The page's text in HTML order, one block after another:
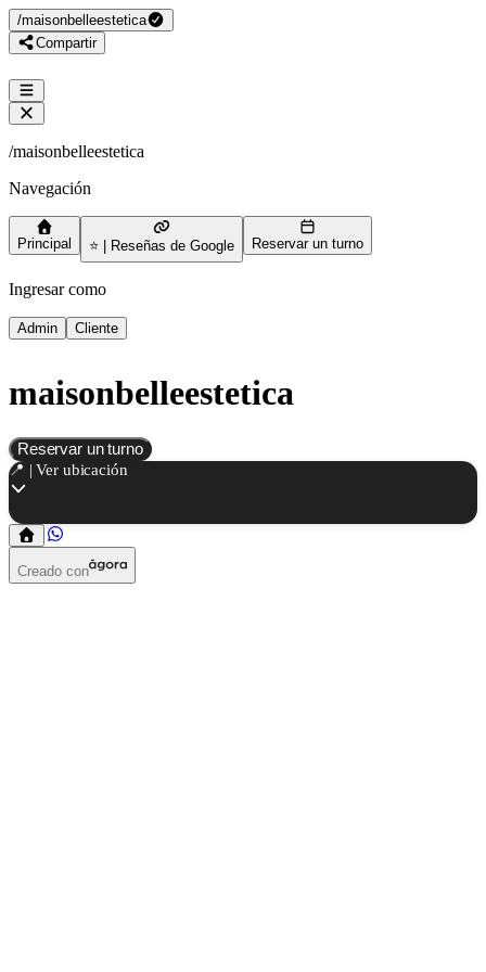
/maisonbelleestetica
Compartir
/maisonbelleestetica
Navegación
Principal ⭐ | Reseñas de Google Reservar un turno
Ingresar como
Admin Cliente
maisonbelleestetica
Reservar un turno
📍 | Ver ubicación
Creado con